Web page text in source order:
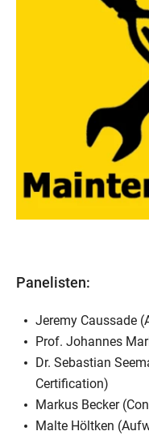
Panelisten:
Jeremy Caussade
Prof. Johannes
Dr. Sebastian
Certification)
Markus Becker
Malte Höltken